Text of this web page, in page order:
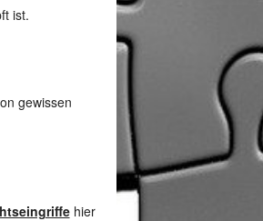
ist.
gewissen
hier